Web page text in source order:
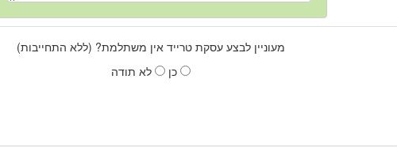
מעוניין לבצע עסקת טרייד אין משתלמת? (ללא התחייבות)
כן
לא תודה